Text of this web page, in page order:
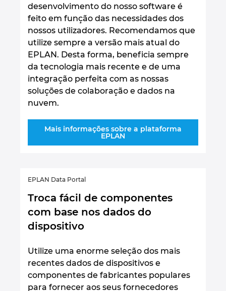
desenvolvimento do nosso software é
feito em função das necessidades dos
nossos utilizadores. Recomendamos que
utilize sempre a versão mais atual do
EPLAN. Desta forma, beneficia sempre
da tecnologia mais recente e de uma
integração perfeita com as nossas
soluções de colaboração e dados na
nuvem.
Mais informações sobre a plataforma
EPLAN
EPLAN Data Portal
Troca fácil de componentes
com base nos dados do
dispositivo
Utilize uma enorme seleção dos mais
recentes dados de dispositivos e
componentes de fabricantes populares
para fornecer aos seus fornecedores